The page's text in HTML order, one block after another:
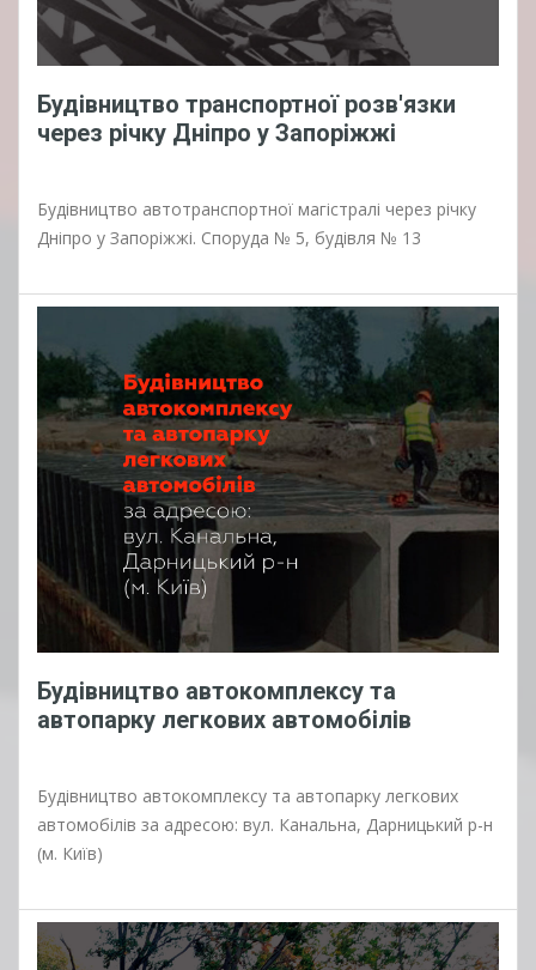
Будівництво транспортної розв'язки
через річку Дніпро у Запоріжжі
Будівництво автотранспортної магістралі через річку
Дніпро у Запоріжжі. Споруда № 5, будівля № 13
Будівництво автокомплексу та
автопарку легкових автомобілів
Будівництво автокомплексу та автопарку легкових
автомобілів за адресою: вул. Канальна, Дарницький р-н
(м. Київ)